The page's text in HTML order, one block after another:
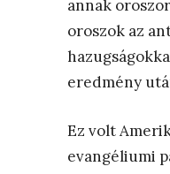
annak
oroszok az
eredmény
Ez volt
evangéliumi